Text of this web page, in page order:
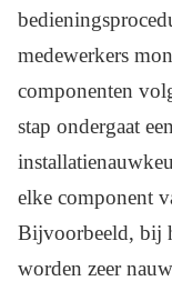
medewerkers
componenten
stap ondergaat
elke component
Bijvoorbeeld, bij
worden zeer